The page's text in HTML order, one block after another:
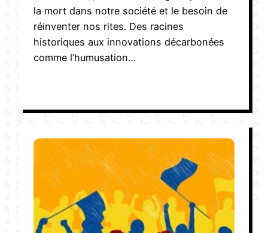
la mort dans notre société et le besoin de
réinventer nos rites. Des racines
historiques aux innovations décarbonées
comme l’humusation…